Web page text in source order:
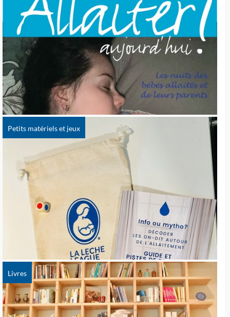
Petits matériels et jeux
Livres